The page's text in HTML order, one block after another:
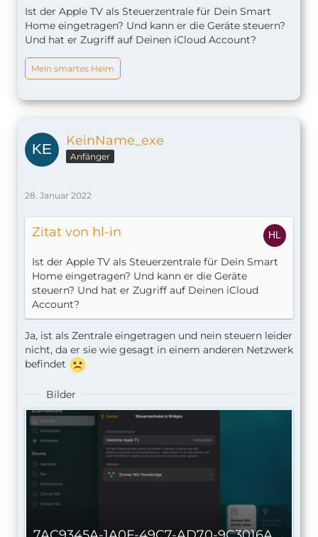
Ist der Apple TV als Steuerzentrale für Dein Smart
Home eingetragen? Und kann er die Geräte steuern?
Und hat er Zugriff auf Deinen iCloud Account?
Mein smartes Heim
KeinName_exe
Anfänger
28. Januar 2022
Zitat von hl-in
Ist der Apple TV als Steuerzentrale für Dein Smart
Home eingetragen? Und kann er die Geräte
steuern? Und hat er Zugriff auf Deinen iCloud
Account?
Ja, ist als Zentrale eingetragen und nein steuern leider
nicht, da er sie wie gesagt in einem anderen Netzwerk
befindet
Bilder